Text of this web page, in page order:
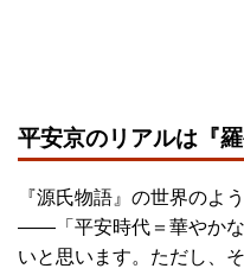
平安京のリアルは『
『源氏物語』の世界のよ
――「平安時代＝華やかな
いと思います。ただし、